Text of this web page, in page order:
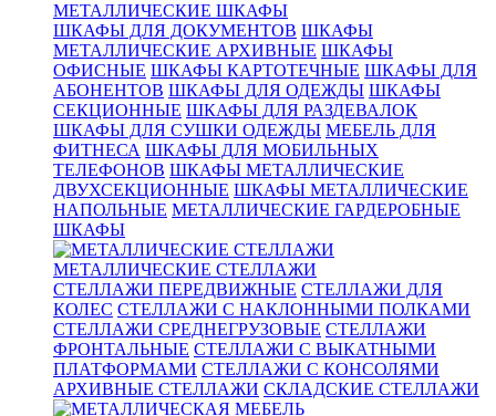
МЕТАЛЛИЧЕСКИЕ ШКАФЫ
ШКАФЫ ДЛЯ ДОКУМЕНТОВ ШКАФЫ
МЕТАЛЛИЧЕСКИЕ АРХИВНЫЕ ШКАФЫ
ОФИСНЫЕ ШКАФЫ КАРТОТЕЧНЫЕ ШКАФЫ ДЛЯ
АБОНЕНТОВ ШКАФЫ ДЛЯ ОДЕЖДЫ ШКАФЫ
СЕКЦИОННЫЕ ШКАФЫ ДЛЯ РАЗДЕВАЛОК
ШКАФЫ ДЛЯ СУШКИ ОДЕЖДЫ МЕБЕЛЬ ДЛЯ
ФИТНЕСА ШКАФЫ ДЛЯ МОБИЛЬНЫХ
ТЕЛЕФОНОВ ШКАФЫ МЕТАЛЛИЧЕСКИЕ
ДВУХСЕКЦИОННЫЕ ШКАФЫ МЕТАЛЛИЧЕСКИЕ
НАПОЛЬНЫЕ МЕТАЛЛИЧЕСКИЕ ГАРДЕРОБНЫЕ
ШКАФЫ
МЕТАЛЛИЧЕСКИЕ СТЕЛЛАЖИ
СТЕЛЛАЖИ ПЕРЕДВИЖНЫЕ СТЕЛЛАЖИ ДЛЯ
КОЛЕС СТЕЛЛАЖИ С НАКЛОННЫМИ ПОЛКАМИ
СТЕЛЛАЖИ СРЕДНЕГРУЗОВЫЕ СТЕЛЛАЖИ
ФРОНТАЛЬНЫЕ СТЕЛЛАЖИ С ВЫКАТНЫМИ
ПЛАТФОРМАМИ СТЕЛЛАЖИ С КОНСОЛЯМИ
АРХИВНЫЕ СТЕЛЛАЖИ СКЛАДСКИЕ СТЕЛЛАЖИ